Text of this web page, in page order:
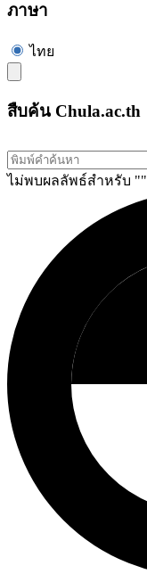
ภาษา
ไทย
สืบค้น Chula.ac.th
ไม่พบผลลัพธ์สำหรับ ""